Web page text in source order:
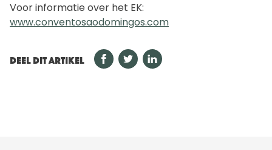
Voor informatie over het EK:
www.conventosaodomingos.com
DEEL DIT ARTIKEL